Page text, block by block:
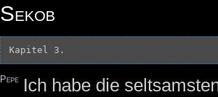
Sekob
Pepe Ich habe die